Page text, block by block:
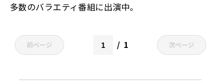
多数のバラエティ番組に出演中。
前ページ 1 次ページ